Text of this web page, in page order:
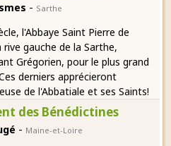
- Sarthe
l'Abbaye Saint Pierre de
gauche de la Sarthe,
Grégorien, pour le plus grand
derniers apprécieront
de l'Abbatiale et ses Saints!
des Bénédictines
- Maine-et-Loire